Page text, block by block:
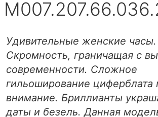
Удивительные женские часы.
Скромность, граничащая с
современности. Сложное
гильоширование циферблата
внимание. Бриллианты
даты и безель. Данная